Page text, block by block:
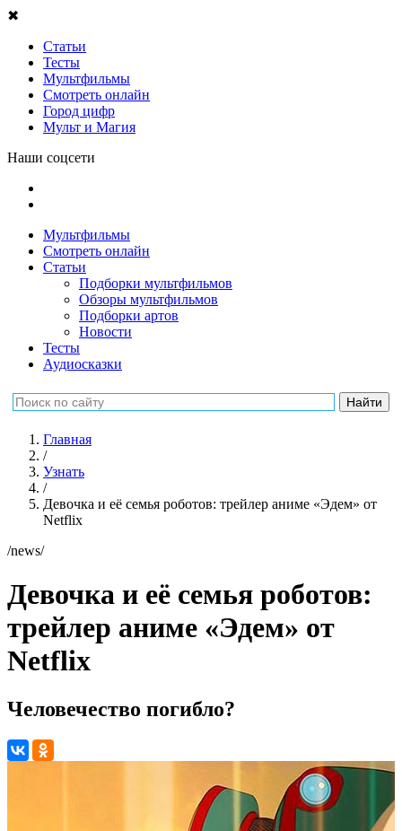
✖
Статьи
Тесты
Мультфильмы
Смотреть онлайн
Город цифр
Мульт и Магия
Наши соцсети
Мультфильмы
Смотреть онлайн
Статьи
Подборки мультфильмов
Обзоры мультфильмов
Подборки артов
Новости
Тесты
Аудиосказки
Главная
/
Узнать
/
Девочка и её семья роботов: трейлер аниме «Эдем» от
Netflix
/news/
Девочка и её семья роботов:
трейлер аниме «Эдем» от
Netflix
Человечество погибло?